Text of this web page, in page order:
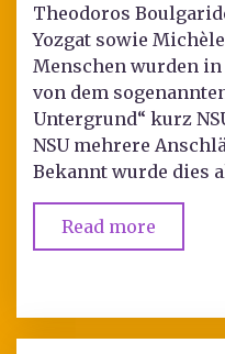
Theodoros
Yozgat sowie
Menschen wurden in
von dem
Untergrund“ kurz
NSU mehrere
Bekannt wurde dies
Read more